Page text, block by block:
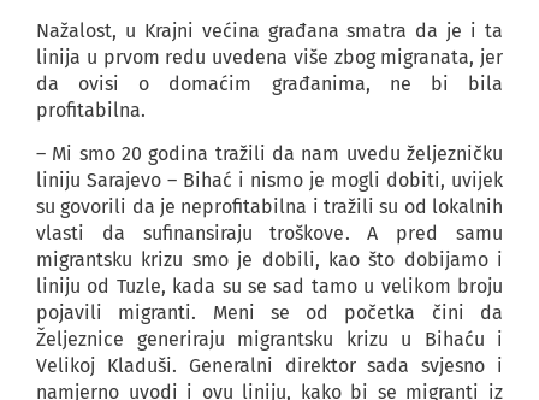
Nažalost, u Krajni većina građana smatra da je i ta
linija u prvom redu uvedena više zbog migranata, jer
da ovisi o domaćim građanima, ne bi bila
profitabilna.
– Mi smo 20 godina tražili da nam uvedu željezničku
liniju Sarajevo – Bihać i nismo je mogli dobiti, uvijek
su govorili da je neprofitabilna i tražili su od lokalnih
vlasti da sufinansiraju troškove. A pred samu
migrantsku krizu smo je dobili, kao što dobijamo i
liniju od Tuzle, kada su se sad tamo u velikom broju
pojavili migranti. Meni se od početka čini da
Željeznice generiraju migrantsku krizu u Bihaću i
Velikoj Kladuši. Generalni direktor sada svjesno i
namjerno uvodi i ovu liniju, kako bi se migranti iz